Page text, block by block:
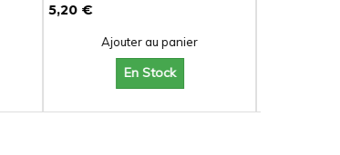
25,00 €
Ajouter au panier
En Stock